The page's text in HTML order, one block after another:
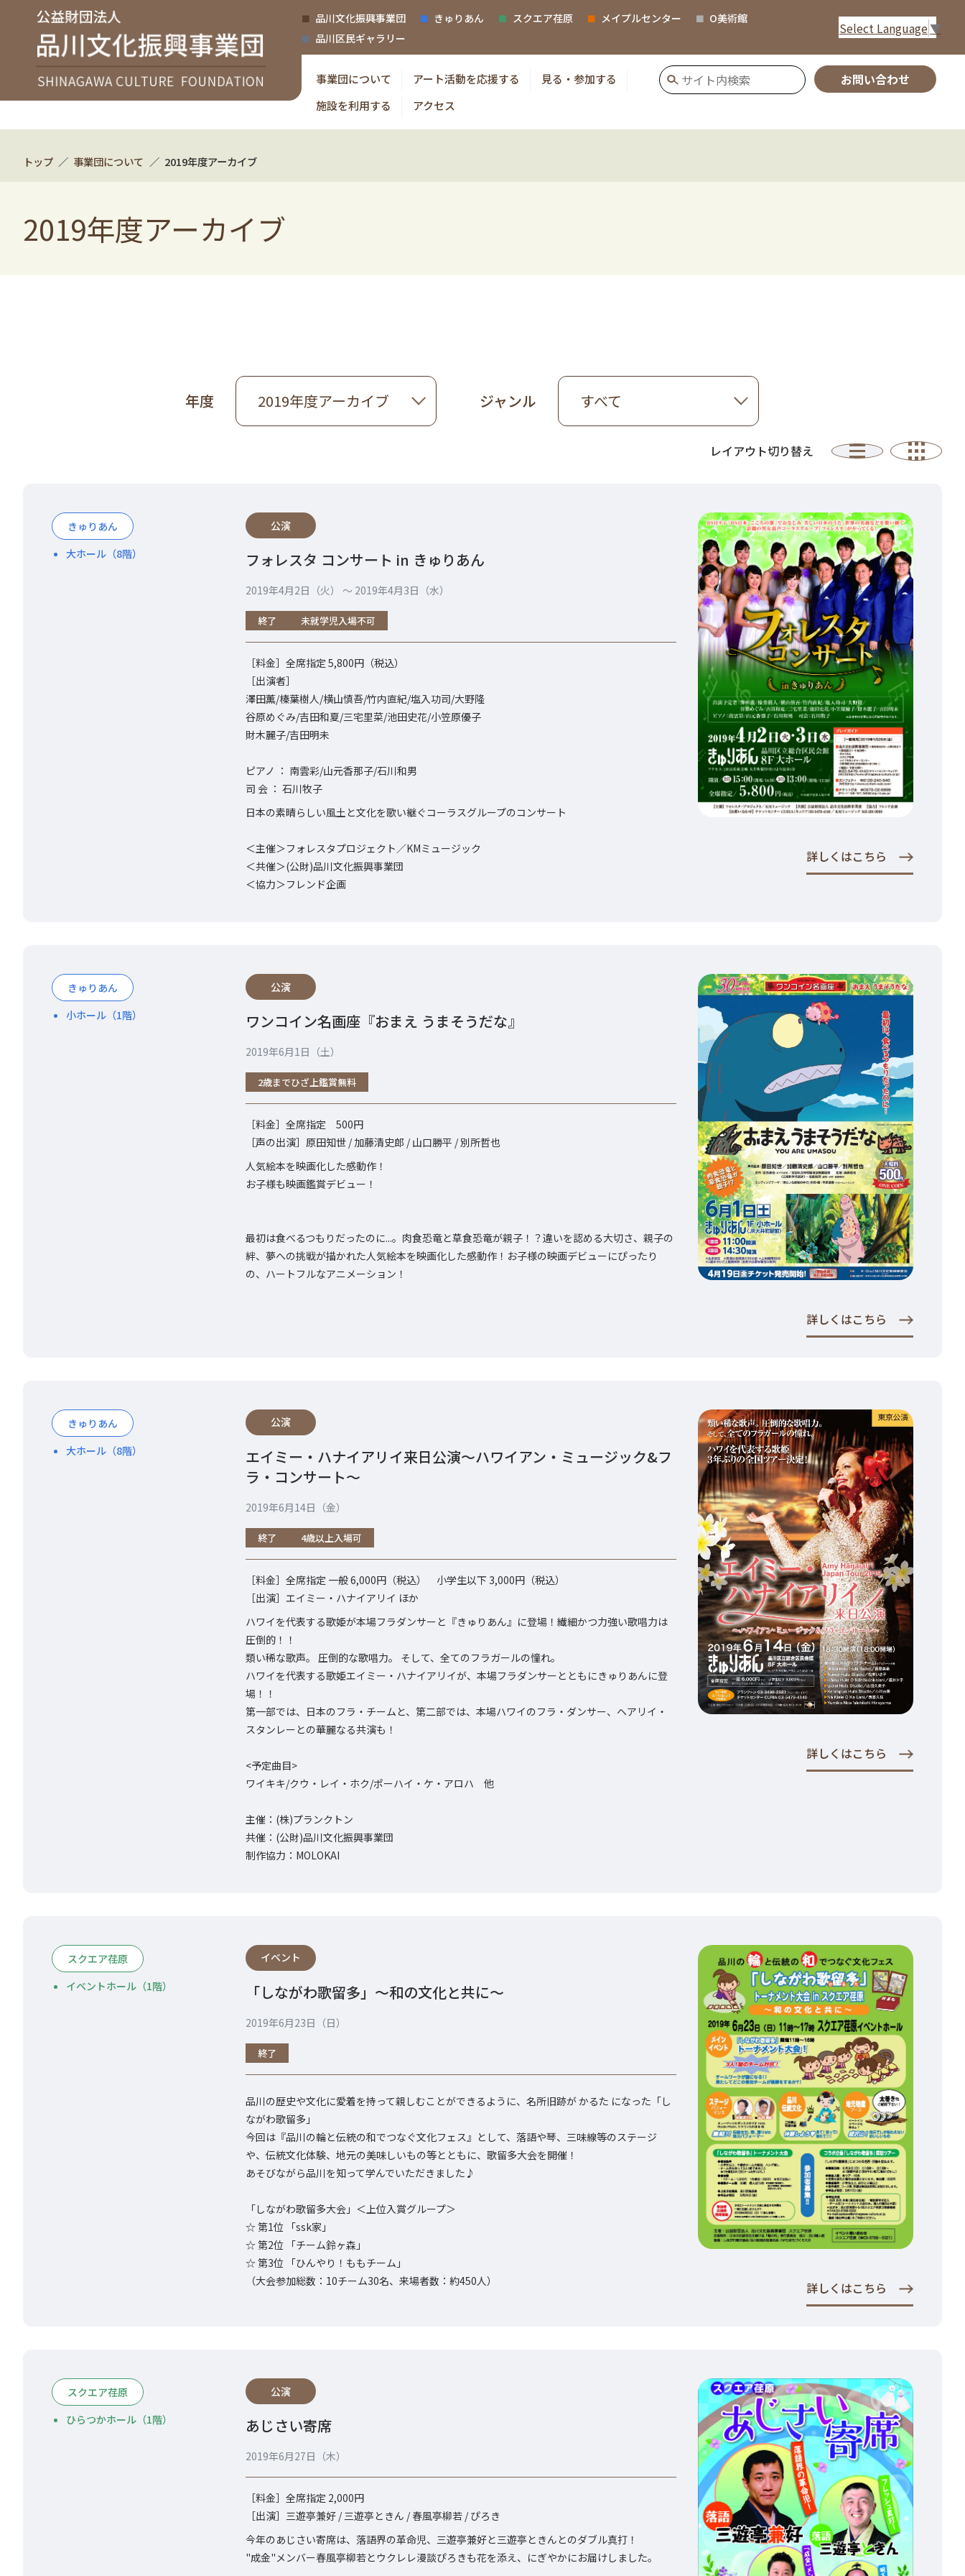
品川文化振興事業団 きゅりあん スクエア荏原 メイプルセンター
O美術館
品川区民ギャラリー
Select Language▼
事業団について アート活動を応援する
見る・参加する
施設を利用する
アクセス
お問い合わせ
トップ 事業団について 2019年度アーカイブ
2019年度アーカイブ
年度 2019年度アーカイブ ジャンル すべて
レイアウト切り替え
一
タ
きゅりあん
大ホール（8階）
公演
フォレスタ コンサート in きゅりあん
2019年4月2日（火） 〜 2019年4月3日（水）
終了 未就学児入場不可
［料金］全席指定 5,800円（税込）
［出演者］
澤田薫/榛葉樹人/横山慎吾/竹内直紀/塩入功司/大野隆
谷原めぐみ/吉田和夏/三宅里菜/池田史花/小笠原優子
財木麗子/吉田明未
ピアノ ： 南雲彩/山元香那子/石川和男
司 会 ： 石川牧子
日本の素晴らしい風土と文化を歌い継ぐコーラスグループのコンサート
＜主催＞フォレスタプロジェクト／KMミュージック
＜共催＞(公財)品川文化振興事業団
＜協力＞フレンド企画
詳しくはこちら
きゅりあん
小ホール（1階）
公演
ワンコイン名画座『おまえ うまそうだな』
2019年6月1日（土）
2歳までひざ上鑑賞無料
［料金］全席指定 500円
［声の出演］原田知世 / 加藤清史郎 / 山口勝平 / 別所哲也
人気絵本を映画化した感動作！
お子様も映画鑑賞デビュー！
最初は食べるつもりだったのに...。肉食恐竜と草食恐竜が親子！？違いを認める大切さ、親子の
絆、夢への挑戦が描かれた人気絵本を映画化した感動作！お子様の映画デビューにぴったり
の、ハートフルなアニメーション！
詳しくはこちら
きゅりあん
大ホール（8階）
公演
エイミー・ハナイアリイ来日公演～ハワイアン・ミュージック&フ
ラ・コンサート～
2019年6月14日（金）
終了 4歳以上入場可
［料金］全席指定 一般 6,000円（税込） 小学生以下 3,000円（税込）
［出演］エイミー・ハナイアリイ ほか
ハワイを代表する歌姫が本場フラダンサーと『きゅりあん』に登場！繊細かつ力強い歌唱力は
圧倒的！！
類い稀な歌声。 圧倒的な歌唱力。 そして、全てのフラガールの憧れ。
ハワイを代表する歌姫エイミー・ハナイアリイが、本場フラダンサーとともにきゅりあんに登
場！！
第一部では、日本のフラ・チームと、第二部では、本場ハワイのフラ・ダンサー、ヘアリイ・
スタンレーとの華麗なる共演も！
<予定曲目>
ワイキキ/クウ・レイ・ホク/ポーハイ・ケ・アロハ 他
主催：(株)プランクトン
共催：(公財)品川文化振興事業団
制作協力：MOLOKAI
詳しくはこちら
スクエア荏原
イベントホール（1階）
イベント
「しながわ歌留多」～和の文化と共に～
2019年6月23日（日）
終了
品川の歴史や文化に愛着を持って親しむことができるように、名所旧跡が かるた になった「し
ながわ歌留多」
今回は『品川の輪と伝統の和でつなぐ文化フェス』として、落語や琴、三味線等のステージ
や、伝統文化体験、地元の美味しいもの等とともに、歌留多大会を開催！
あそびながら品川を知って学んでいただきました♪
「しながわ歌留多大会」＜上位入賞グループ＞
☆ 第1位 「ssk家」
☆ 第2位 「チーム鈴ヶ森」
☆ 第3位 「ひんやり！ももチーム」
（大会参加総数：10チーム30名、来場者数：約450人）
詳しくはこちら
スクエア荏原
ひらつかホール（1階）
公演
あじさい寄席
2019年6月27日（木）
［料金］全席指定 2,000円
［出演］三遊亭兼好 / 三遊亭ときん / 春風亭柳若 / ぴろき
今年のあじさい寄席は、落語界の革命児、三遊亭兼好と三遊亭ときんとのダブル真打！
"成金"メンバー春風亭柳若とウクレレ漫談ぴろきも花を添え、にぎやかにお届けしました。